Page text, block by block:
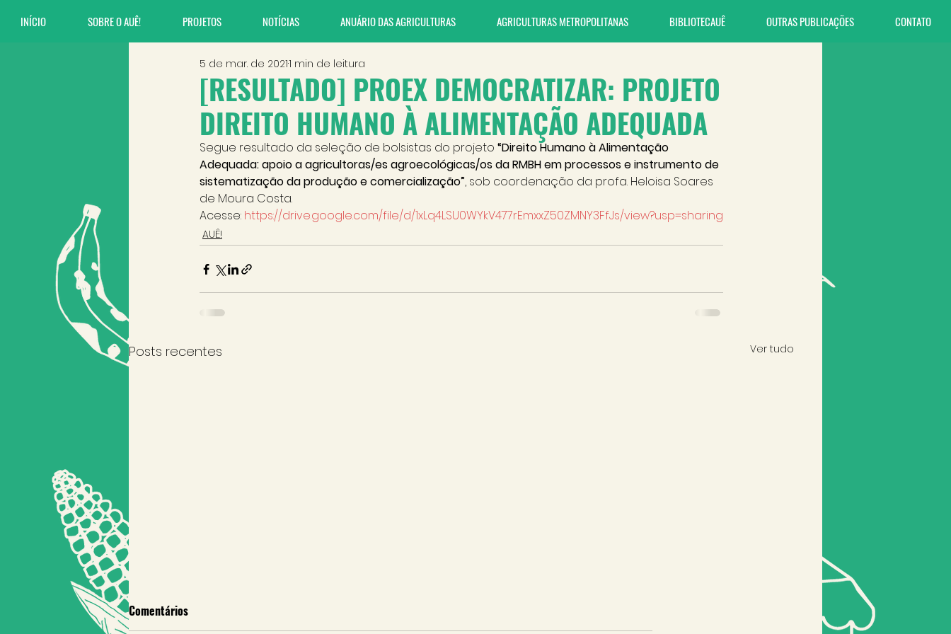
INÍCIO SOBRE O AUÊ! PROJETOS NOTÍCIAS ANUÁRIO DAS AGRICULTURAS AGRICULTURAS METROPOLITANAS BIBLIOTECAUÊ OUTRAS PUBLICAÇÕES CONTATO
[RESULTADO] PROEX DEMOCRATIZAR: PROJETO
DIREITO HUMANO À ALIMENTAÇÃO ADEQUADA
5 de mar. de 20211 min de leitura
Segue resultado da seleção de bolsistas do projeto “Direito Humano à Alimentação
Adequada: apoio a agricultoras/es agroecológicas/os da RMBH em processos e instrumento de
sistematização da produção e comercialização”, sob coordenação da profa. Heloisa Soares
de Moura Costa.
Acesse: https://drive.google.com/file/d/1xLq4LSU0WYkV477rEmxxZ50ZMNY3FfJs/view?usp=sharing
AUÊ!
Posts recentes Ver tudo
Comentários